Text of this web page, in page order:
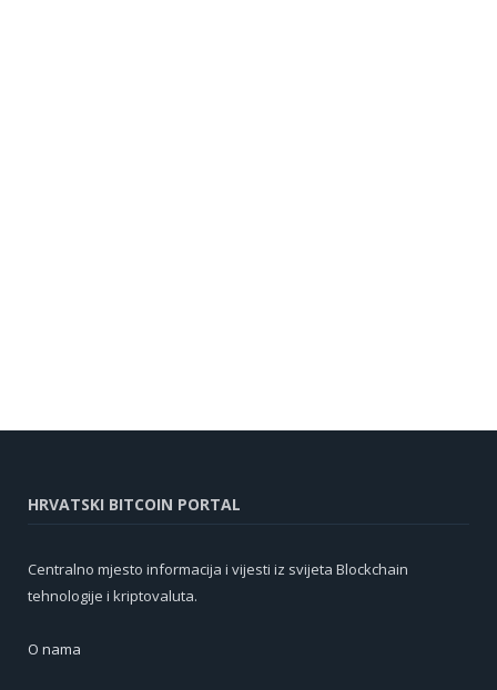
HRVATSKI BITCOIN PORTAL
Centralno mjesto informacija i vijesti iz svijeta Blockchain
tehnologije i kriptovaluta.
O nama